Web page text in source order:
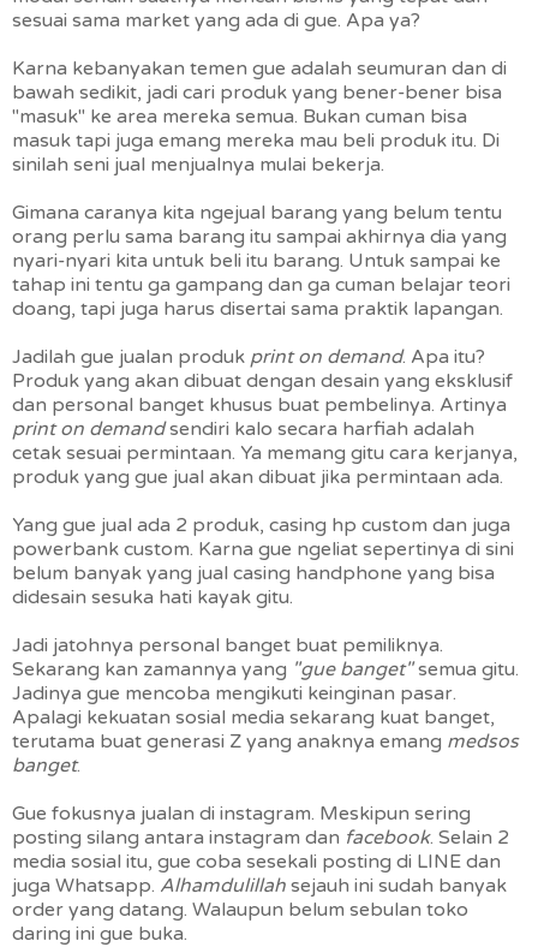
sesuai sama market yang ada di gue. Apa ya?
Karna kebanyakan temen gue adalah seumuran dan di
bawah sedikit, jadi cari produk yang bener-bener bisa
"masuk" ke area mereka semua. Bukan cuman bisa
masuk tapi juga emang mereka mau beli produk itu. Di
sinilah seni jual menjualnya mulai bekerja.
Gimana caranya kita ngejual barang yang belum tentu
orang perlu sama barang itu sampai akhirnya dia yang
nyari-nyari kita untuk beli itu barang. Untuk sampai ke
tahap ini tentu ga gampang dan ga cuman belajar teori
doang, tapi juga harus disertai sama praktik lapangan.
Jadilah gue jualan produk print on demand. Apa itu?
Produk yang akan dibuat dengan desain yang eksklusif
dan personal banget khusus buat pembelinya. Artinya
print on demandsendiri kalo secara harfiah adalah
cetak sesuai permintaan. Ya memang gitu cara kerjanya,
produk yang gue jual akan dibuat jika permintaan ada.
Yang gue jual ada 2 produk, casing hp custom dan juga
powerbank custom. Karna gue ngeliat sepertinya di sini
belum banyak yang jual casing handphone yang bisa
didesain sesuka hati kayak gitu.
Jadi jatohnya personal banget buat pemiliknya.
Sekarang kan zamannya yang "gue banget"semua gitu.
Jadinya gue mencoba mengikuti keinginan pasar.
Apalagi kekuatan sosial media sekarang kuat banget,
terutama buat generasi Z yang anaknya emang medsos
banget.
Gue fokusnya jualan di instagram. Meskipun sering
posting silang antara instagram dan facebook. Selain 2
media sosial itu, gue coba sesekali posting di LINE dan
juga Whatsapp. Alhamdulillah sejauh ini sudah banyak
order yang datang. Walaupun belum sebulan toko
daring ini gue buka.